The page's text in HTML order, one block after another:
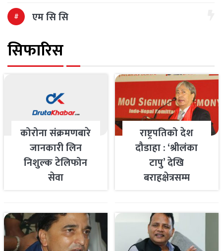
एम सि सि
सिफारिस
कोरोना संक्रमणबारे
जानकारी लिन
निशुल्क टेलिफोन
सेवा
राष्ट्रपतिको देश
दौडाहा : ‘श्रीलंका
टापु’ देखि
बराहक्षेत्रसम्म